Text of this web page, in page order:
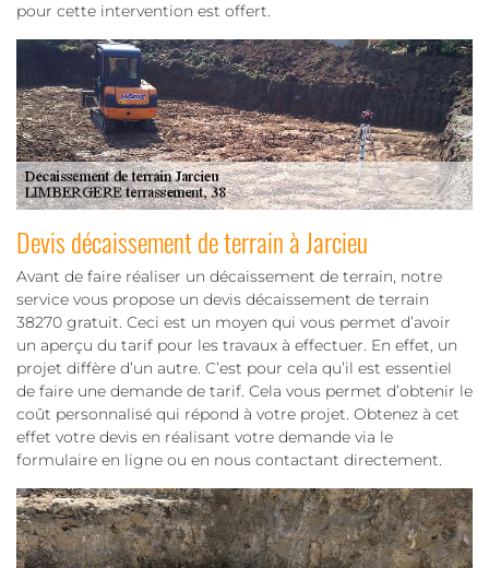
pour cette intervention est offert.
Devis décaissement de terrain à Jarcieu
Avant de faire réaliser un décaissement de terrain, notre
service vous propose un devis décaissement de terrain
38270 gratuit. Ceci est un moyen qui vous permet d’avoir
un aperçu du tarif pour les travaux à effectuer. En effet, un
projet diffère d’un autre. C’est pour cela qu’il est essentiel
de faire une demande de tarif. Cela vous permet d’obtenir le
coût personnalisé qui répond à votre projet. Obtenez à cet
effet votre devis en réalisant votre demande via le
formulaire en ligne ou en nous contactant directement.